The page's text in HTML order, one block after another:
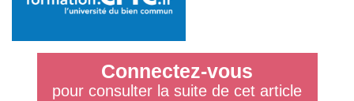
Connectez-vous
pour consulter la suite de cet article